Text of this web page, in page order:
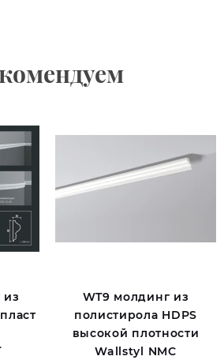
из
WT9 молдинг из
полистирола HDPS
высокой плотности
Wallstyl NMC